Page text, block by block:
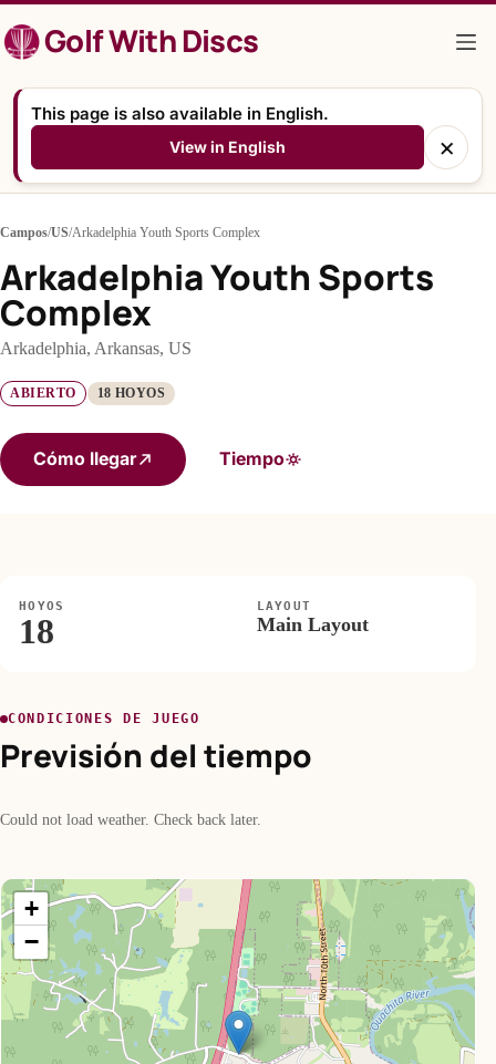
al
contenidoGolf With Discs
This page is also available in English.
View in English ×
Campos/US/Arkadelphia Youth Sports Complex
Arkadelphia Youth Sports
Complex
Arkadelphia, Arkansas, US
ABIERTO 18 HOYOS
Cómo llegar Tiempo
HOYOS
18
LAYOUT
Main Layout
CONDICIONES DE JUEGO
Previsión del tiempo
Could not load weather. Check back later.
+
−